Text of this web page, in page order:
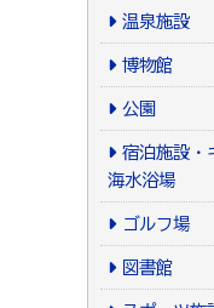
温泉施設
博物館
公園
宿泊施設・
海水浴場
ゴルフ場
図書館